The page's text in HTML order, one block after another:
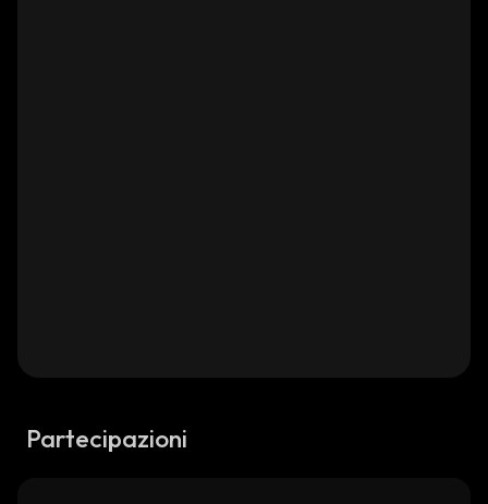
Partecipazioni